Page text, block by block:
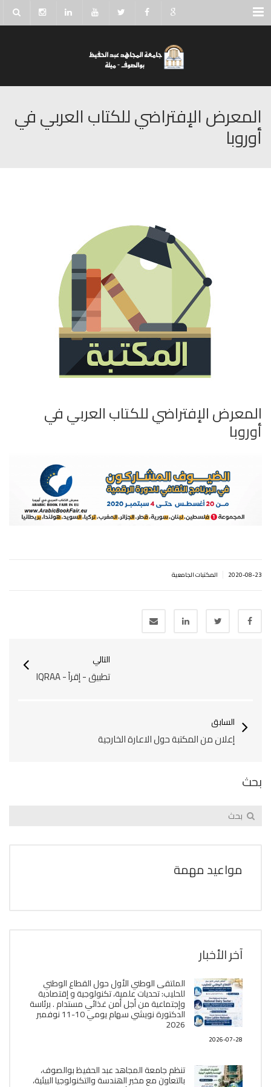
Menu
المعرض الإفتراضي للكتاب العربي في
أوروبا
المعرض الإفتراضي للكتاب العربي في
أوروبا
2020-08-23 المكتبات الجامعية
التالي
تطبيق - إقرأ - IQRAA
السابق
إعلان من المكتبة حول الاعارة الخارجية
بحث
مواعيد مهمة
آخر الأخبار
الملتقى الوطني الأول حول القطاع الوطني
للحليب: تحديات علمية، تكنولوجية و إقتصادية
وإجتماعية من أجل أمن غذائي مستدام . برئاسة
الدكتورة نويشي سهام يومي 10-11 نوفمبر
2026
2026-07-28
تنظم جامعة المجاهد عبد الحفيظ بوالصوف،
بالتعاون مع مخبر الھندسة والتكنولوجيا البیئیة،